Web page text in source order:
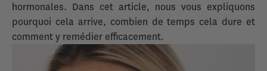
hormonales. Dans cet article, nous vous expliquons
pourquoi cela arrive, combien de temps cela dure et
comment y remédier efficacement.